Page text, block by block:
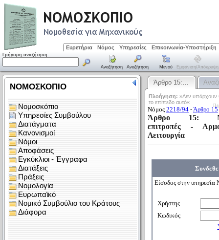
Ευρετήρια Νόμος Υπηρεσίες Επικοινωνία-Υποστήριξη
Γρήγορη αναζήτηση:
Αναζήτηση Αναζήτηση Μενού Εμφάνιση/απόκρυψη
Άρθρο 15:…